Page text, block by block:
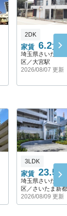
家賃 6.2万円
2DK
埼玉県さいたま
区／大宮駅
2026/08/07 更新
家賃 23.5 万
3LDK
埼玉県さいたま
区／さいたま新
2026/08/09 更新